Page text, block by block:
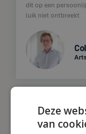
dit op een
luik niet ontbreekt
Een eye-opener, ik
Deze
van